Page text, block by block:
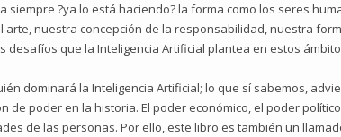
siempre ?ya lo está haciendo? la forma como los seres
arte, nuestra concepción de la responsabilidad, nuestra
desafíos que la Inteligencia Artificial plantea en estos
dominará la Inteligencia Artificial; lo que sí sabemos,
de poder en la historia. El poder económico, el poder
de las personas. Por ello, este libro es también un